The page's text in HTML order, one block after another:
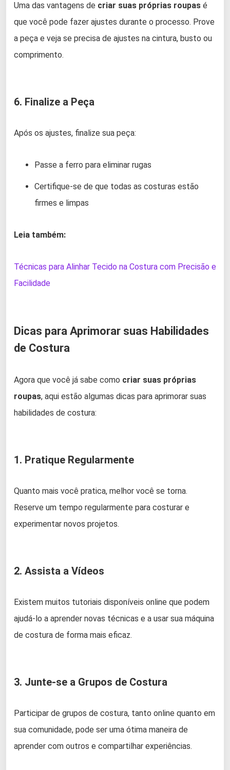
Uma das vantagens de criar suas próprias roupas é
que você pode fazer ajustes durante o processo. Prove
a peça e veja se precisa de ajustes na cintura, busto ou
comprimento.
6. Finalize a Peça
Após os ajustes, finalize sua peça:
Passe a ferro para eliminar rugas
Certifique-se de que todas as costuras estão
firmes e limpas
Leia também:
Técnicas para Alinhar Tecido na Costura com Precisão e
Facilidade
Dicas para Aprimorar suas Habilidades
de Costura
Agora que você já sabe como criar suas próprias
roupas, aqui estão algumas dicas para aprimorar suas
habilidades de costura:
1. Pratique Regularmente
Quanto mais você pratica, melhor você se torna.
Reserve um tempo regularmente para costurar e
experimentar novos projetos.
2. Assista a Vídeos
Existem muitos tutoriais disponíveis online que podem
ajudá-lo a aprender novas técnicas e a usar sua máquina
de costura de forma mais eficaz.
3. Junte-se a Grupos de Costura
Participar de grupos de costura, tanto online quanto em
sua comunidade, pode ser uma ótima maneira de
aprender com outros e compartilhar experiências.